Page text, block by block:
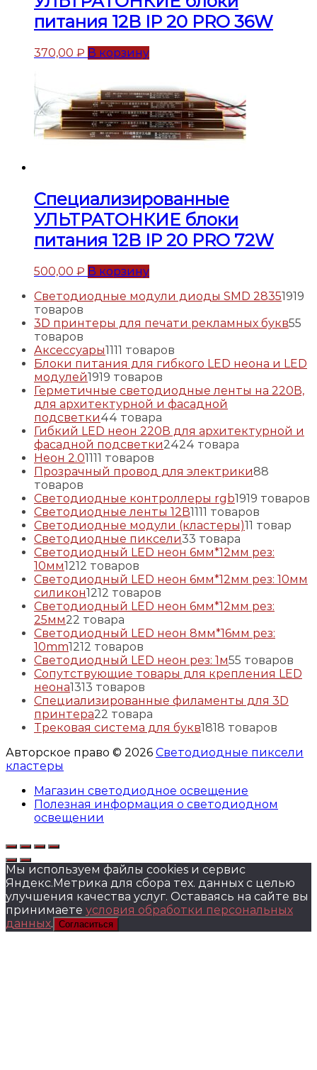
питания 12В IP 20 PRO 36W
370,00 ₽ В корзину
Специализированные
УЛЬТРАТОНКИЕ блоки
питания 12В IP 20 PRO 72W
500,00 ₽ В корзину
Светодиодные модули диоды SMD 28351919
товаров
3D принтеры для печати рекламных букв55
товаров
Аксессуары1111 товаров
Блоки питания для гибкого LED неона и LED
модулей1919 товаров
Герметичные светодиодные ленты на 220В,
для архитектурной и фасадной
подсветки44 товара
Гибкий LED неон 220В для архитектурной и
фасадной подсветки2424 товара
Неон 2.01111 товаров
Прозрачный провод для электрики88
товаров
Светодиодные контроллеры rgb1919 товаров
Светодиодные ленты 12В1111 товаров
Светодиодные модули (кластеры)11 товар
Светодиодные пиксели33 товара
Светодиодный LED неон 6мм*12мм рез:
10мм1212 товаров
Светодиодный LED неон 6мм*12мм рез: 10мм
силикон1212 товаров
Светодиодный LED неон 6мм*12мм рез:
25мм22 товара
Светодиодный LED неон 8мм*16мм рез:
10mm1212 товаров
Светодиодный LED неон рез: 1м55 товаров
Сопутствующие товары для крепления LED
неона1313 товаров
Специализированные филаменты для 3D
принтера22 товара
Трековая система для букв1818 товаров
Авторское право © 2026 Светодиодные пиксели
кластеры
Магазин светодиодное освещение
Полезная информация о светодиодном
освещении
Мы используем файлы cookies и сервис
Яндекс.Метрика для сбора тех. данных с целью
улучшения качества услуг. Оставаясь на сайте вы
принимаете условия обработки персональных
данных. Согласиться